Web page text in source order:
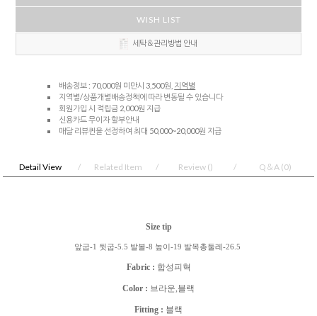
WISH LIST
세탁＆관리방법 안내
배송정보 : 70,000원 미만시 3,500원, 지역별
지역별/상품개별배송정책에 따라 변동될 수 있습니다
회원가입 시 적립금 2,000원 지급
신용카드 무이자 할부안내
매달 리뷰퀸을 선정하여 최대 50,000~20,000원 지급
Detail View Related Item Review () Q＆A (0)
Size tip
앞굽-1 뒷굽-5.5 발볼-8 높이-19 발목총둘레-26.5
Fabric : 합성피혁
Color : 브라운,블랙
Fitting : 블랙